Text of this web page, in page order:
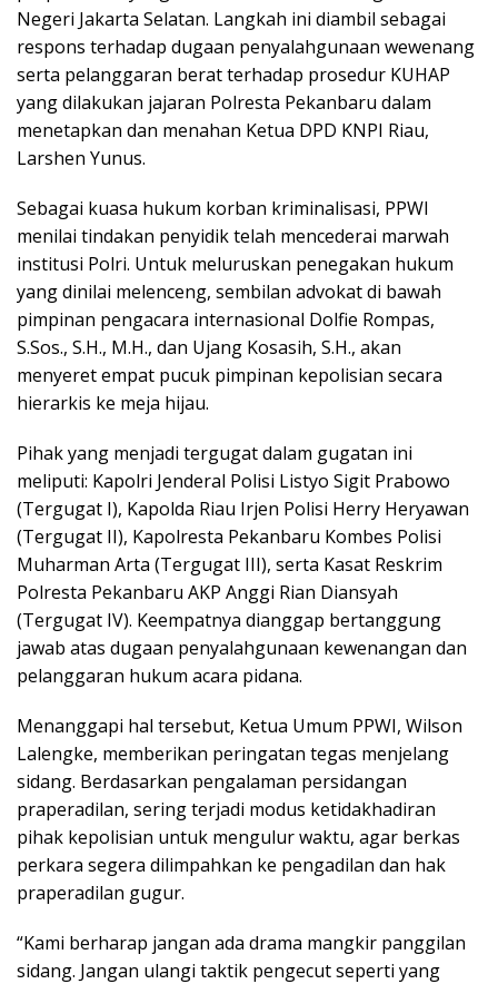
Negeri Jakarta Selatan. Langkah ini diambil sebagai
respons terhadap dugaan penyalahgunaan wewenang
serta pelanggaran berat terhadap prosedur KUHAP
yang dilakukan jajaran Polresta Pekanbaru dalam
menetapkan dan menahan Ketua DPD KNPI Riau,
Larshen Yunus.
Sebagai kuasa hukum korban kriminalisasi, PPWI
menilai tindakan penyidik telah mencederai marwah
institusi Polri. Untuk meluruskan penegakan hukum
yang dinilai melenceng, sembilan advokat di bawah
pimpinan pengacara internasional Dolfie Rompas,
S.Sos., S.H., M.H., dan Ujang Kosasih, S.H., akan
menyeret empat pucuk pimpinan kepolisian secara
hierarkis ke meja hijau.
Pihak yang menjadi tergugat dalam gugatan ini
meliputi: Kapolri Jenderal Polisi Listyo Sigit Prabowo
(Tergugat I), Kapolda Riau Irjen Polisi Herry Heryawan
(Tergugat II), Kapolresta Pekanbaru Kombes Polisi
Muharman Arta (Tergugat III), serta Kasat Reskrim
Polresta Pekanbaru AKP Anggi Rian Diansyah
(Tergugat IV). Keempatnya dianggap bertanggung
jawab atas dugaan penyalahgunaan kewenangan dan
pelanggaran hukum acara pidana.
Menanggapi hal tersebut, Ketua Umum PPWI, Wilson
Lalengke, memberikan peringatan tegas menjelang
sidang. Berdasarkan pengalaman persidangan
praperadilan, sering terjadi modus ketidakhadiran
pihak kepolisian untuk mengulur waktu, agar berkas
perkara segera dilimpahkan ke pengadilan dan hak
praperadilan gugur.
“Kami berharap jangan ada drama mangkir panggilan
sidang. Jangan ulangi taktik pengecut seperti yang